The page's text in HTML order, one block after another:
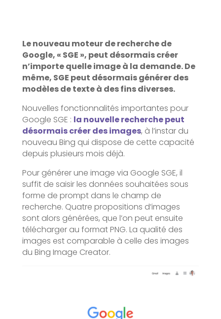
Le nouveau moteur de recherche de
Google, « SGE », peut désormais créer
n’importe quelle image à la demande. De
même, SGE peut désormais générer des
modèles de texte à des fins diverses.
Nouvelles fonctionnalités importantes pour
Google SGE : la nouvelle recherche peut
désormais créer des images, à l’instar du
nouveau Bing qui dispose de cette capacité
depuis plusieurs mois déjà.
Pour générer une image via Google SGE, il
suffit de saisir les données souhaitées sous
forme de prompt dans le champ de
recherche. Quatre propositions d’images
sont alors générées, que l’on peut ensuite
télécharger au format PNG. La qualité des
images est comparable à celle des images
du Bing Image Creator.